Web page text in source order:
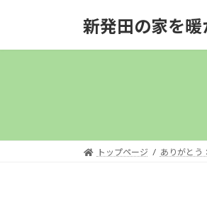
新発田の家を
トップページ ありがとう